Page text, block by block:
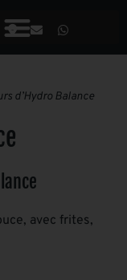
d’Hydro Balance
avec frites,